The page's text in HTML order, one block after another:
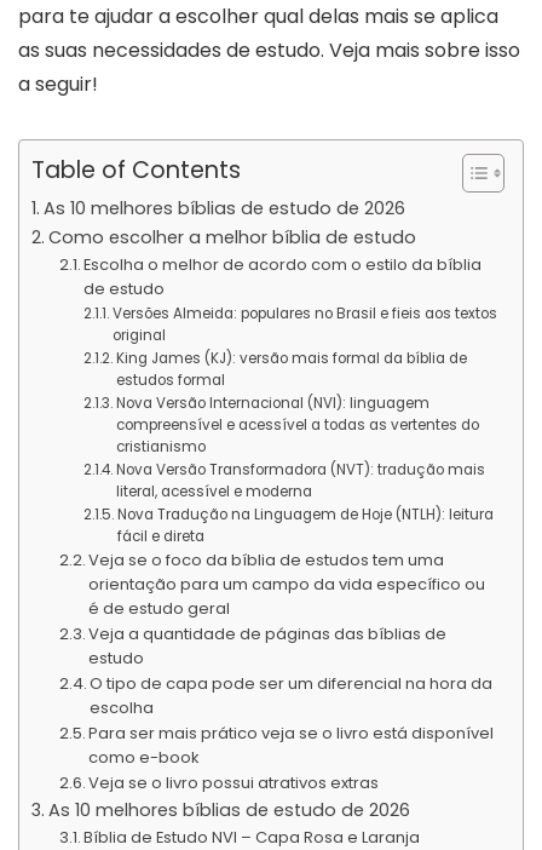
para te ajudar a escolher qual delas mais se aplica
as suas necessidades de estudo. Veja mais sobre isso
a seguir!
Table of Contents
As 10 melhores bíblias de estudo de 2026
Como escolher a melhor bíblia de estudo
Escolha o melhor de acordo com o estilo da bíblia
de estudo
Versões Almeida: populares no Brasil e fieis aos textos
original
King James (KJ): versão mais formal da bíblia de
estudos formal
Nova Versão Internacional (NVI): linguagem
compreensível e acessível a todas as vertentes do
cristianismo
Nova Versão Transformadora (NVT): tradução mais
literal, acessível e moderna
Nova Tradução na Linguagem de Hoje (NTLH): leitura
fácil e direta
Veja se o foco da bíblia de estudos tem uma
orientação para um campo da vida específico ou
é de estudo geral
Veja a quantidade de páginas das bíblias de
estudo
O tipo de capa pode ser um diferencial na hora da
escolha
Para ser mais prático veja se o livro está disponível
como e-book
Veja se o livro possui atrativos extras
As 10 melhores bíblias de estudo de 2026
Bíblia de Estudo NVI – Capa Rosa e Laranja